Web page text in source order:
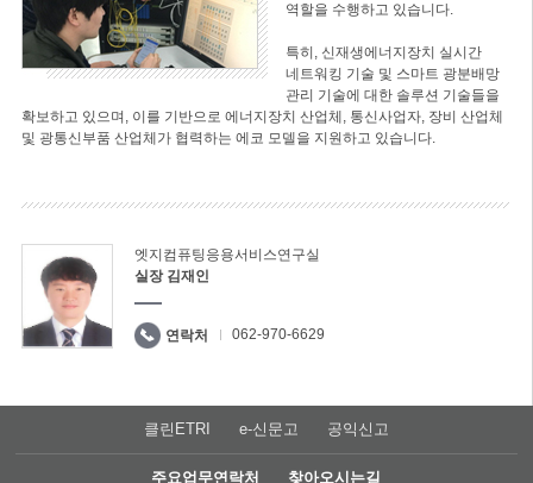
역할을 수행하고 있습니다.
특히, 신재생에너지장치 실시간
네트워킹 기술 및 스마트 광분배망
관리 기술에 대한 솔루션 기술들을
확보하고 있으며, 이를 기반으로 에너지장치 산업체, 통신사업자, 장비 산업체
및 광통신부품 산업체가 협력하는 에코 모델을 지원하고 있습니다.
엣지컴퓨팅응용서비스연구실
실장 김재인
연락처 062-970-6629
클린ETRI e-신문고 공익신고
주요업무연락처 찾아오시는길